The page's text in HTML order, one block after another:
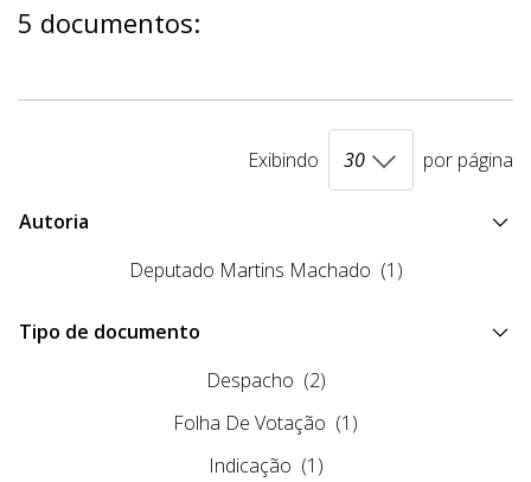
5 documentos:
Exibindo por página
Autoria
Deputado Martins Machado (1)
Tipo de documento
Despacho (2)
Folha De Votação (1)
Indicação (1)